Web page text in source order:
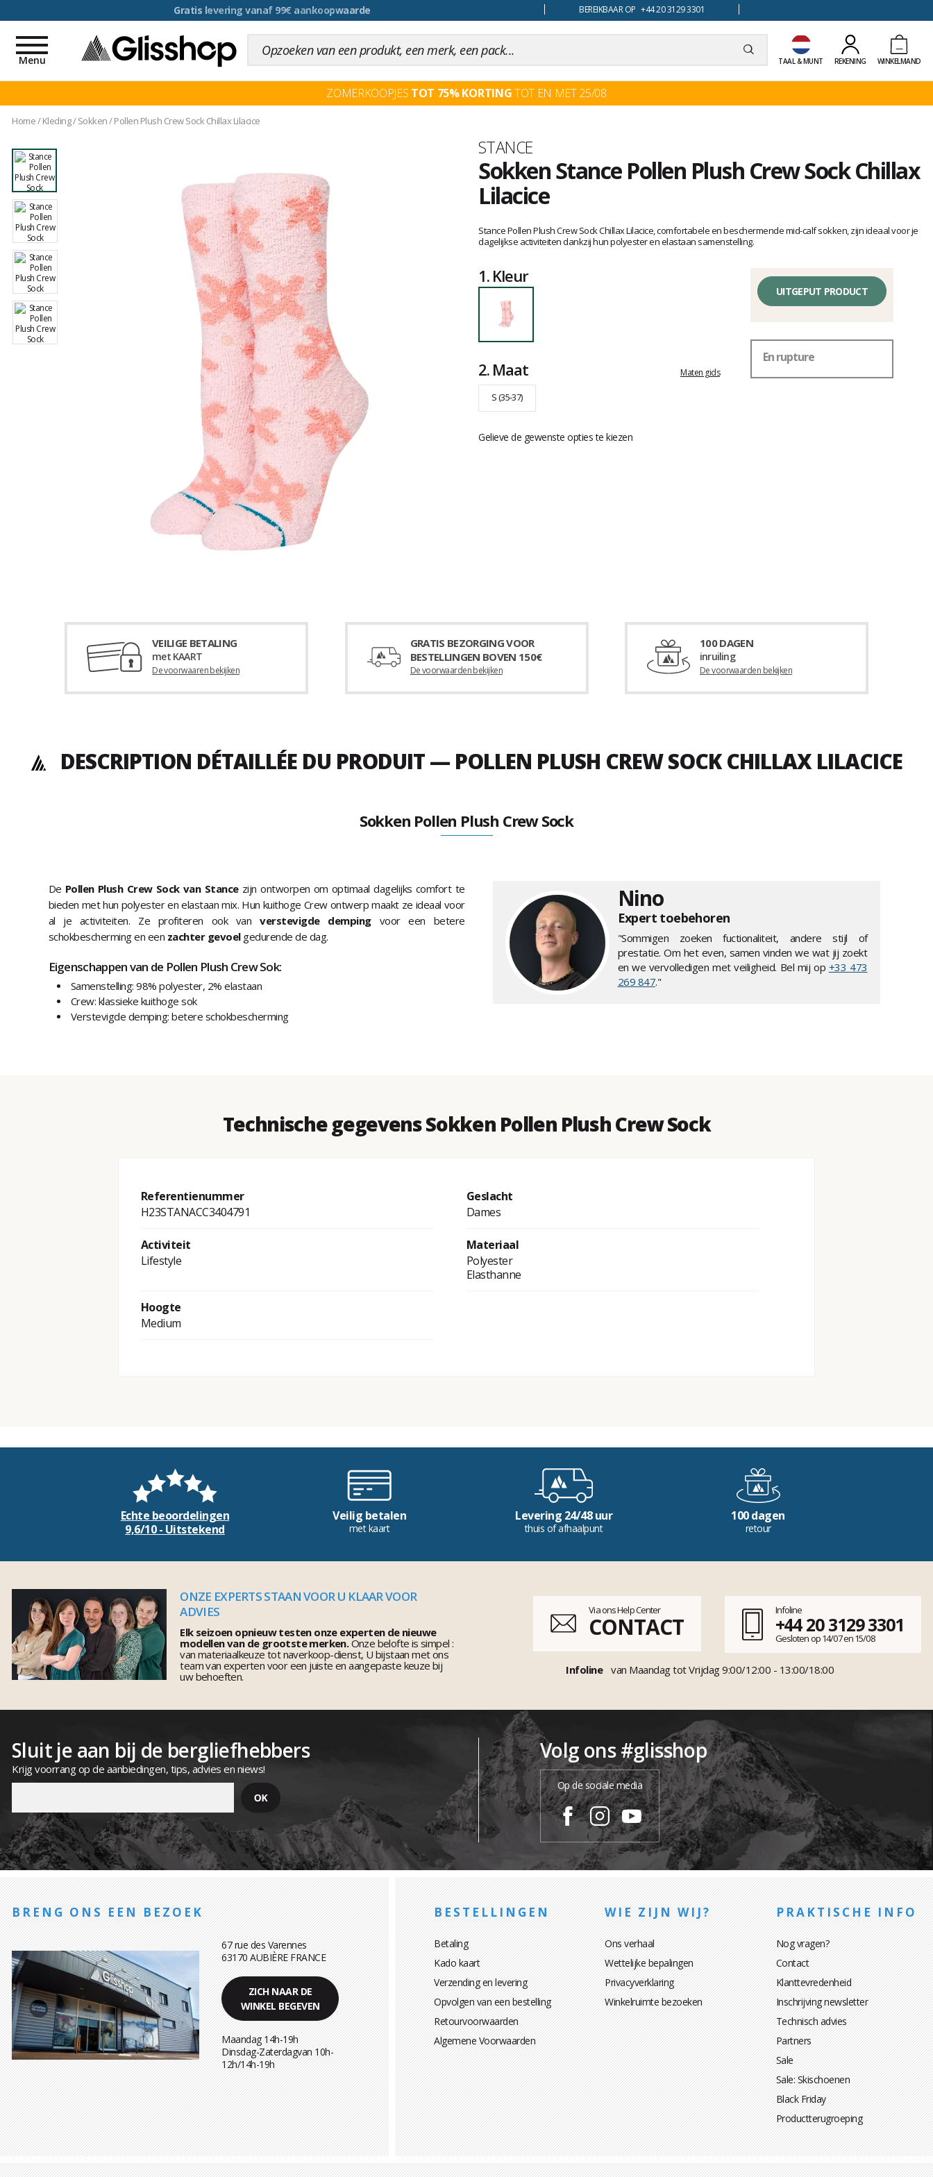
voor een 100 dagen inruiling BEREIKBAAR OP +44 20 3129 3301
TAAL & MUNT REKENING WINKELMAND
Toggle
navigation
Menu
ZOMERKOOPJES TOT 75% KORTINGTOT EN MET 25/08
Home/ Kleding/Sokken/Pollen Plush Crew Sock Chillax Lilacice
Merk
STANCE
Sokken Stance Pollen Plush Crew Sock Chillax
Lilacice
oordeel
van
Stance Pollen Plush Crew Sock Chillax Lilacice, comfortabele en beschermende mid-calf sokken, zijn ideaal voor je
dagelijkse activiteiten dankzij hun polyester en elastaan samenstelling.
1.Kleur
2.Maat Maten gids
S (35-37)
Gelieve de gewenste opties te kiezen
UITGEPUT PRODUCT
En rupture
VEILIGE BETALING
met KAART
De voorwaaren bekijken
GRATIS BEZORGING VOOR
BESTELLINGEN BOVEN 150€
De voorwaarden bekijken
100 DAGEN
inruiling
De voorwaarden bekijken
DESCRIPTION DÉTAILLÉE DU PRODUIT — POLLEN PLUSH CREW SOCK CHILLAX LILACICE
Sokken Pollen Plush Crew Sock
De Pollen Plush Crew Sock van Stancezijn ontworpen om optimaal dagelijks comfort te
bieden met hun polyester en elastaan mix. Hun kuithoge Crew ontwerp maakt ze ideaal voor
al je activiteiten. Ze profiteren ook vanverstevigde dempingvoor een betere
schokbescherming en een zachter gevoelgedurende de dag.
Eigenschappen van de Pollen Plush Crew Sok:
Samenstelling: 98% polyester, 2% elastaan
Crew: klassieke kuithoge sok
Verstevigde demping: betere schokbescherming
Nino
Expert toebehoren
"Sommigen zoeken fuctionaliteit, andere stijl of
prestatie. Om het even, samen vinden we wat jij zoekt
en we vervolledigen met veiligheid. Bel mij op +33 473
269 847."
Technische gegevens Sokken Pollen Plush Crew Sock
Referentienummer
H23STANACC3404791
Geslacht
Dames
Activiteit
Lifestyle
Materiaal
Polyester
Elasthanne
Hoogte
Medium
Echte beoordelingen
9,6/10 - Uitstekend
Veilig betalen
met kaart
Levering 24/48 uur
thuis of afhaalpunt
100 dagen
retour
ONZE EXPERTS STAAN VOOR U KLAAR VOOR
ADVIES
Elk seizoen opnieuw testen onze experten de nieuwe
modellen van de grootste merken.Onze belofte is simpel :
van materiaalkeuze tot naverkoop-dienst, U bijstaan met ons
team van experten voor een juiste en aangepaste keuze bij
uw behoeften.
Via ons Help Center
CONTACT
Infoline
+44 20 3129 3301
Gesloten op 14/07 en 15/08
Infoline van Maandag tot Vrijdag 9:00/12:00 - 13:00/18:00
Sluit je aan bij de bergliefhebbers
Krijg voorrang op de aanbiedingen, tips, advies en niews!
Volg ons #glisshop
Op de sociale media
BRENG ONS EEN BEZOEK
67 rue des Varennes
63170 AUBIÈRE FRANCE
ZICH NAAR DE
WINKEL BEGEVEN
Maandag 14h-19h
Dinsdag-Zaterdagvan 10h-
12h/14h-19h
BESTELLINGEN
Betaling
Kado kaart
Verzending en levering
Opvolgen van een bestelling
Retourvoorwaarden
Algemene Voorwaarden
WIE ZIJN WIJ?
Ons verhaal
Wettelijke bepalingen
Privacyverklaring
Winkelruimte bezoeken
PRAKTISCHE INFO
Nog vragen?
Contact
Klanttevredenheid
Inschrijving newsletter
Technisch advies
Partners
Sale
Sale: Skischoenen
Black Friday
Productterugroeping